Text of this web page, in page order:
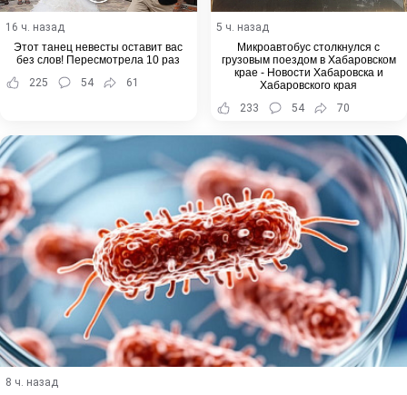
16 ч. назад
Этот танец невесты оставит вас
без слов! Пересмотрела 10 раз
225
54 61
5 ч. назад
Микроавтобус столкнулся с
грузовым поездом в Хабаровском
крае - Новости Хабаровска и
Хабаровского края
233
54 70
8 ч. назад